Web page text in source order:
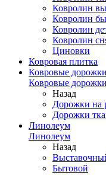
Ковролин
Ковролин
Ковролин
Ковролин
Циновки
Ковровая плитка
Ковровые дорожки
Ковровые дорожки
Назад
Дорожки на
Дорожки
Линолеум
Линолеум
Назад
Бытовой